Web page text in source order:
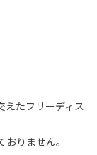
たフリーディス
りません。